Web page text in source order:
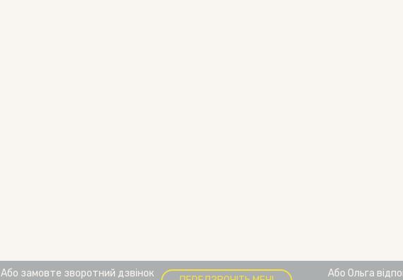
Або замовте зворотний дзвінок Або Ольга